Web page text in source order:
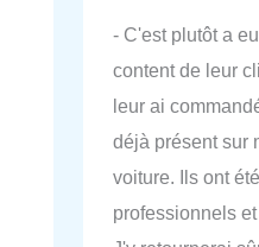
- C'est plutôt a
content de leur
leur ai
déjà présent sur
voiture. Ils ont
professionnels